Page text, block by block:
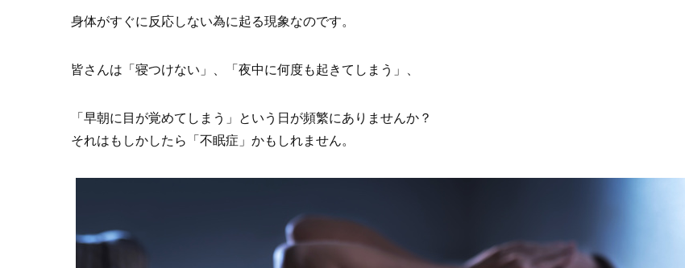
身体がすぐに反応しない為に起る現象なのです。
皆さんは「寝つけない」、「夜中に何度も起きてしまう」、
「早朝に目が覚めてしまう」という日が頻繁にありませんか？
それはもしかしたら「不眠症」かもしれません。